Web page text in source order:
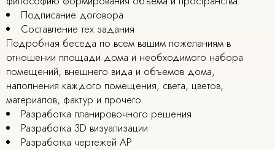
Подписание договора
Составление тех задания
Подробная беседа по всем вашим пожеланиям в
отношении площади дома и необходимого набора
помещений; внешнего вида и объемов дома,
наполнения каждого помещения, света, цветов,
материалов, фактур и прочего.
Разработка планировочного решения
Разработка 3D визуализации
Разработка чертежей АР